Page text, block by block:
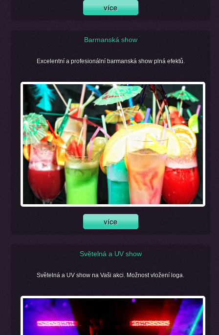
Barmanská show
Excelentní a profesionální barmanská show plná efektů.
Světelná a UV show
Světelná a UV show na Vaši akci. Možnost vložení loga.